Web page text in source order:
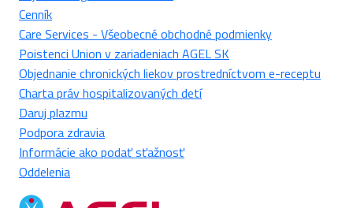
Cenník
Care Services - Všeobecné obchodné podmienky
Poistenci Union v zariadeniach AGEL SK
Objednanie chronických liekov prostredníctvom e-receptu
Charta práv hospitalizovaných detí
Daruj plazmu
Podpora zdravia
Informácie ako podať sťažnosť
Oddelenia